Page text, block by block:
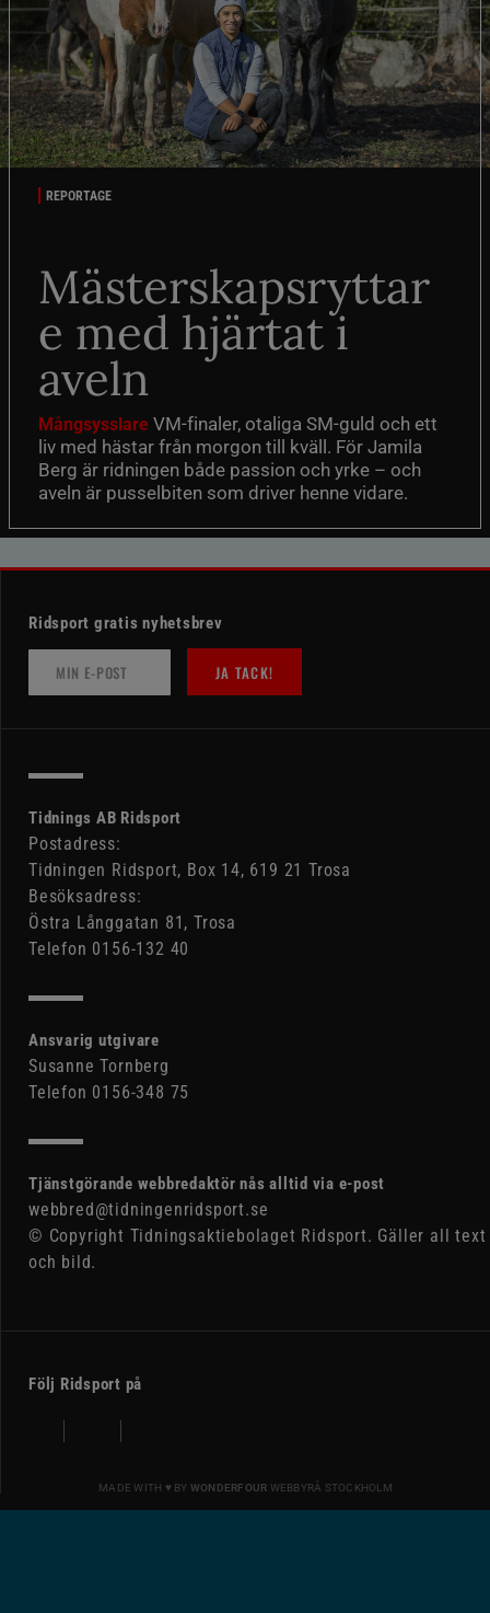
REPORTAGE
Mästerskapsryttar
e med hjärtat i
aveln
Mångsysslare VM-finaler, otaliga SM-guld och ett
liv med hästar från morgon till kväll. För Jamila
Berg är ridningen både passion och yrke – och
aveln är pusselbiten som driver henne vidare.
Ridsport gratis nyhetsbrev
JA TACK!
Tidnings AB Ridsport
Postadress:
Tidningen Ridsport, Box 14, 619 21 Trosa
Besöksadress:
Östra Långgatan 81, Trosa
Telefon 0156-132 40
Ansvarig utgivare
Susanne Tornberg
Telefon 0156-348 75
Tjänstgörande webbredaktör nås alltid via e-post
webbred@tidningenridsport.se
© Copyright Tidningsaktiebolaget Ridsport. Gäller all text
och bild.
Följ Ridsport på
MADE WITH ♥ BY WONDERFOUR WEBBYRÅ STOCKHOLM